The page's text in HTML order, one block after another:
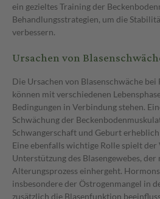
ein gezieltes Training der
Behandlungsstrategien, um die
verbessern.
Ursachen von
Die Ursachen von Blasenschwäche
können mit verschiedenen
Bedingungen in Verbindung stehen.
Schwächung der
Schwangerschaft und Geburt
Eine ebenfalls wichtige Rolle spielt
Unterstützung des Blasengewebes,
Alterungsprozess einhergeht.
insbesondere der Östrogenmangel in
zusätzlich die Blasenfunktion